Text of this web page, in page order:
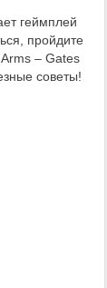
геймплей
пройдите
– Gates
советы!